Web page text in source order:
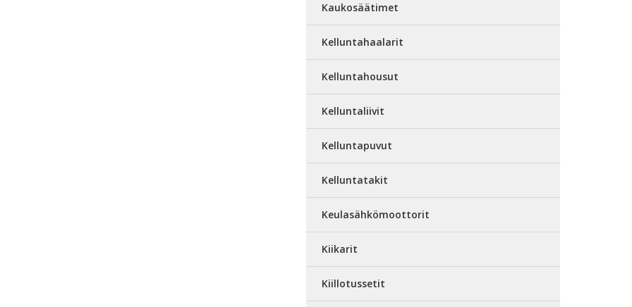
Kaukosäätimet
Kelluntahaalarit
Kelluntahousut
Kelluntaliivit
Kelluntapuvut
Kelluntatakit
Keulasähkömoottorit
Kiikarit
Kiillotussetit